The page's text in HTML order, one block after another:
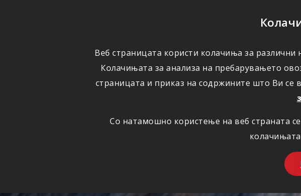
Веб страницата користи колачиња за
Колачињата за анализа на пребарувањето
страницата и приказ на содржините што Ви
Со натамошно користење на веб страната
ОСИГУРУВАЊЕ ШТЕТИ ПОВОЛНОСТИ